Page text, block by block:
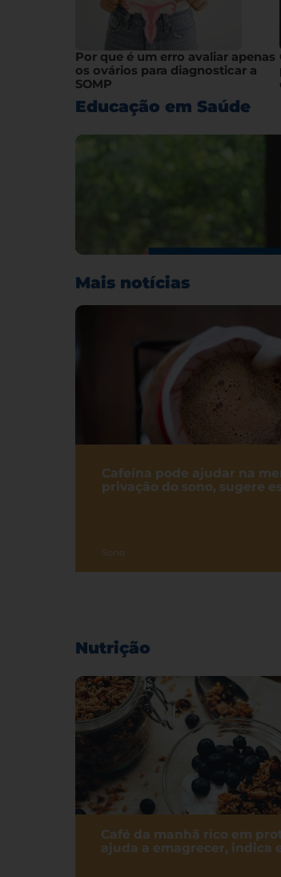
Por que é um erro avaliar apenas
os ovários para diagnosticar a
SOMP
Educação em Saúde
Mais notícias
Cafeína pode ajudar na
privação do sono, sugere
Sono
Nutrição
Café da manhã rico em
ajuda a emagrecer, indica